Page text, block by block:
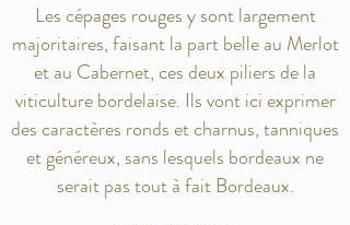
Les cépages rouges y sont largement
majoritaires, faisant la part belle au Merlot
et au Cabernet, ces deux piliers de la
viticulture bordelaise. Ils vont ici exprimer
des caractères ronds et charnus, tanniques
et généreux, sans lesquels bordeaux ne
serait pas tout à fait Bordeaux.